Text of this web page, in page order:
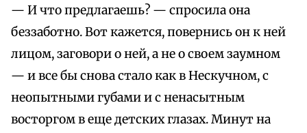
— И что предлагаешь? — спросила она
беззаботно. Вот кажется, повернись он к ней
лицом, заговори о ней, а не о своем заумном
— и все бы снова стало как в Нескучном, с
неопытными губами и с ненасытным
восторгом в еще детских глазах. Минут на